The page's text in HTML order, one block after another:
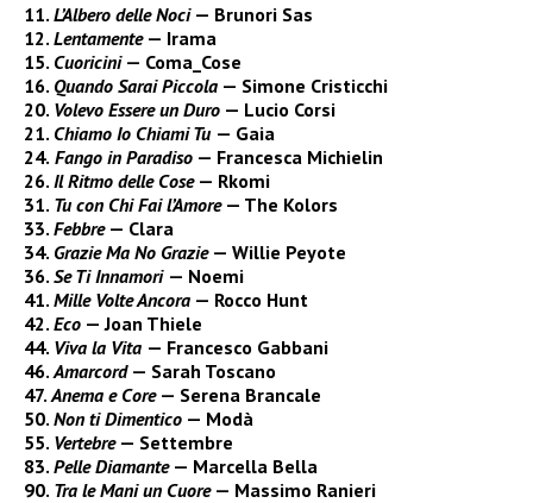
11. L’Albero delle Noci— Brunori Sas
12. Lentamente— Irama
15. Cuoricini— Coma_Cose
16. Quando Sarai Piccola — Simone Cristicchi
20. Volevo Essere un Duro — Lucio Corsi
21. Chiamo Io Chiami Tu — Gaia
24. Fango in Paradiso — Francesca Michielin
26. Il Ritmo delle Cose— Rkomi
31. Tu con Chi Fai l’Amore— The Kolors
33. Febbre— Clara
34. Grazie Ma No Grazie— Willie Peyote
36. Se Ti Innamori — Noemi
41. Mille Volte Ancora — Rocco Hunt
42. Eco — Joan Thiele
44. Viva la Vita — Francesco Gabbani
46. Amarcord— Sarah Toscano
47. Anema e Core— Serena Brancale
50. Non ti Dimentico — Modà
55. Vertebre— Settembre
83. Pelle Diamante— Marcella Bella
90. Tra le Mani un Cuore— Massimo Ranieri